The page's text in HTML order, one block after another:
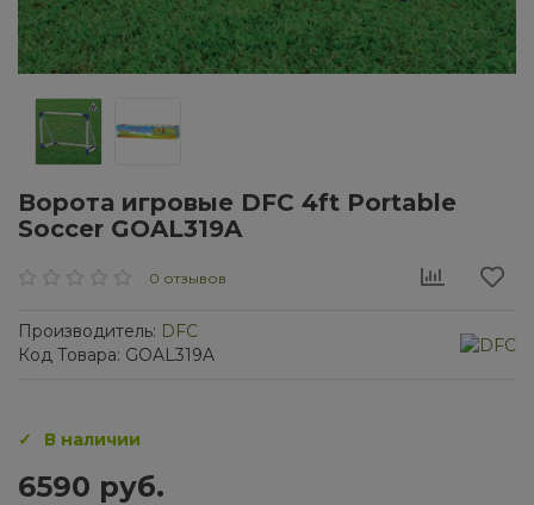
Ворота игровые DFC 4ft Portable
Soccer GOAL319A
0 отзывов
Производитель: DFC
Код Товара: GOAL319A
В наличии
6590 руб.